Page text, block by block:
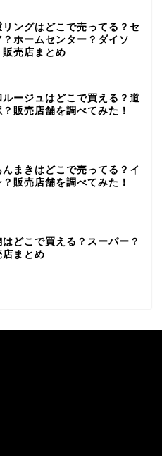
リングはどこで売ってる？セ
？ホームセンター？ダイソ
販売店まとめ
ルージュはどこで買える？道
？販売店舗を調べてみた！
んまきはどこで売ってる？イ
？販売店舗を調べてみた！
はどこで買える？スーパー？
店まとめ